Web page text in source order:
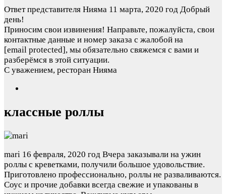
Ответ представителя Нияма 11 марта, 2020 год Добрый
день!
Приносим свои извинения! Направьте, пожалуйста, свои
контактные данные и номер заказа с жалобой на
[email protected] , мы обязательно свяжемся с вами и
разберёмся в этой ситуации.
С уважением, ресторан Нияма
классные роллы
mari 16 февраля, 2020 год Вчера заказывали на ужин
роллы с креветками, получили большое удовольствие.
Приготовлено профессионально, роллы не разваливаются.
Соус и прочие добавки всегда свежие и упакованы в